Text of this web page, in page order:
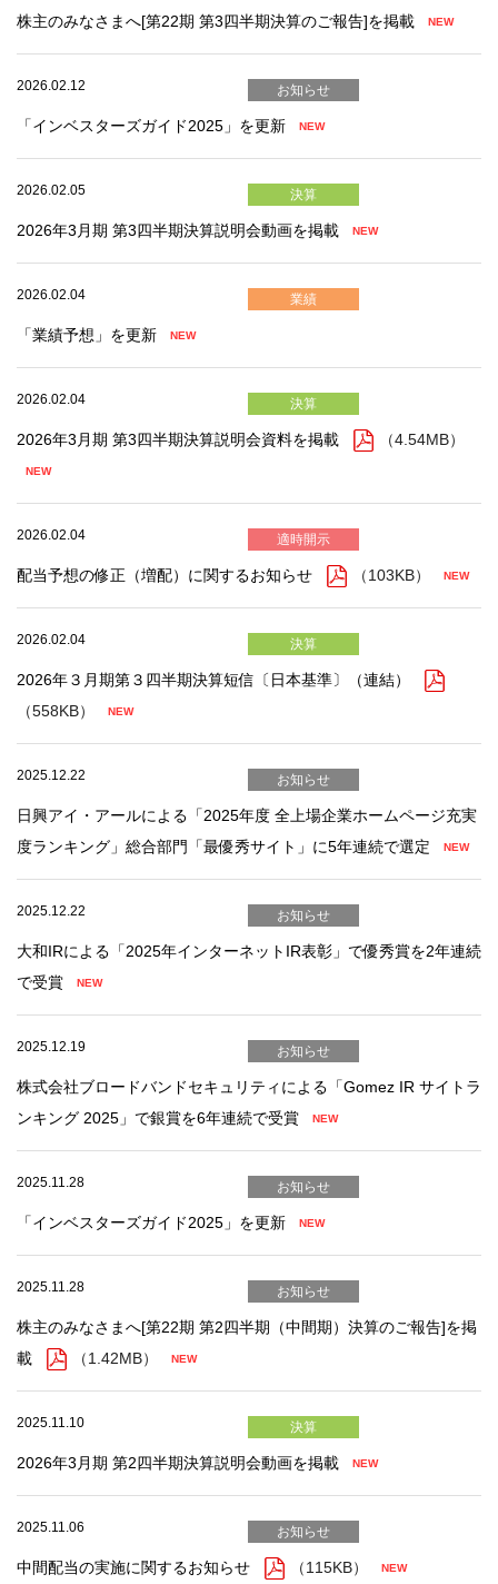
株主のみなさまへ[第22期 第3四半期決算のご報告]を掲載
2026.02.12 お知らせ
「インベスターズガイド2025」を更新
2026.02.05 決算
2026年3月期 第3四半期決算説明会動画を掲載
2026.02.04 業績
「業績予想」を更新
2026.02.04 決算
2026年3月期 第3四半期決算説明会資料を掲載 （4.54MB）
2026.02.04 適時開示
配当予想の修正（増配）に関するお知らせ （103KB）
2026.02.04 決算
2026年３月期第３四半期決算短信〔日本基準〕（連結）
（558KB）
2025.12.22 お知らせ
日興アイ・アールによる「2025年度 全上場企業ホームページ充実
度ランキング」総合部門「最優秀サイト」に5年連続で選定
2025.12.22 お知らせ
大和IRによる「2025年インターネットIR表彰」で優秀賞を2年連続
で受賞
2025.12.19 お知らせ
株式会社ブロードバンドセキュリティによる「Gomez IR サイトラ
ンキング 2025」で銀賞を6年連続で受賞
2025.11.28 お知らせ
「インベスターズガイド2025」を更新
2025.11.28 お知らせ
株主のみなさまへ[第22期 第2四半期（中間期）決算のご報告]を掲
載
（1.42MB）
2025.11.10 決算
2026年3月期 第2四半期決算説明会動画を掲載
2025.11.06 お知らせ
中間配当の実施に関するお知らせ （115KB）